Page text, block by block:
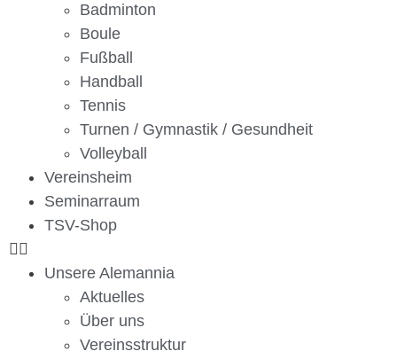
Badminton
Boule
Fußball
Handball
Tennis
Turnen / Gymnastik / Gesundheit
Volleyball
Vereinsheim
Seminarraum
TSV-Shop
Unsere Alemannia
Aktuelles
Über uns
Vereinsstruktur